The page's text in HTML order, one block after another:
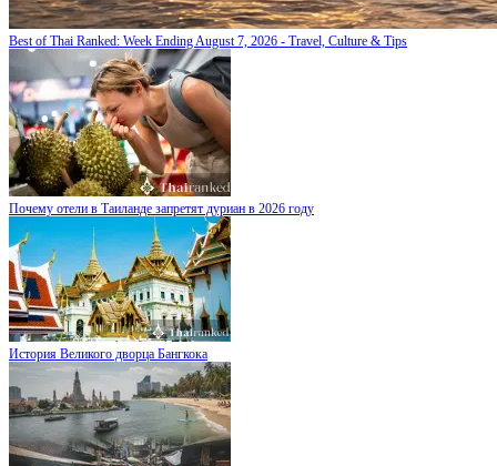
Best of Thai Ranked: Week Ending August 7, 2026 - Travel, Culture & Tips
Почему отели в Таиланде запретят дуриан в 2026 году
История Великого дворца Бангкока